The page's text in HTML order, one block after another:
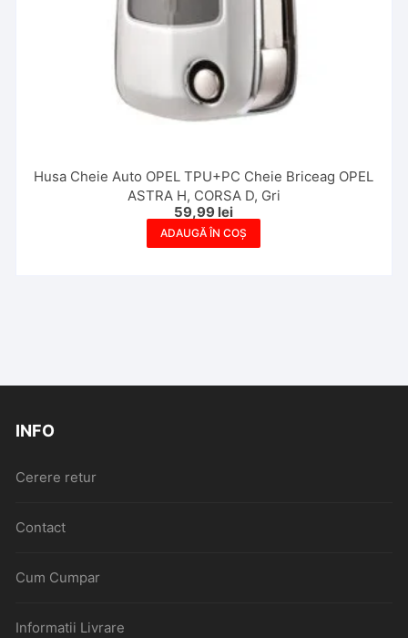
Husa Cheie Auto OPEL TPU+PC Cheie Briceag OPEL
ASTRA H, CORSA D, Gri
59,99 lei
ADAUGĂ ÎN COȘ
INFO
Cerere retur
Contact
Cum Cumpar
Informatii Livrare